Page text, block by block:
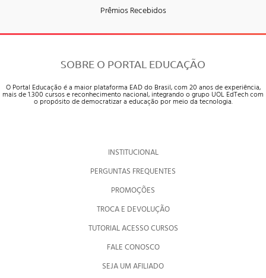
Prêmios Recebidos
SOBRE O PORTAL EDUCAÇÃO
O Portal Educação é a maior plataforma EAD do Brasil, com 20 anos de experiência,
mais de 1.300 cursos e reconhecimento nacional, integrando o grupo UOL EdTech com
o propósito de democratizar a educação por meio da tecnologia.
INSTITUCIONAL
PERGUNTAS FREQUENTES
PROMOÇÕES
TROCA E DEVOLUÇÃO
TUTORIAL ACESSO CURSOS
FALE CONOSCO
SEJA UM AFILIADO